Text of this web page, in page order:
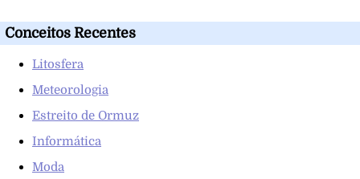
Conceitos Recentes
Litosfera
Meteorologia
Estreito de Ormuz
Informática
Moda